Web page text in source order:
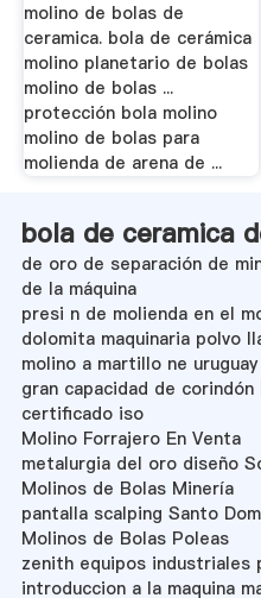
molino de bolas de
ceramica. bola de cerámica
molino planetario de bolas
molino de bolas ...
protección bola molino
molino de bolas para
molienda de arena de ...
bola de ceramica
de oro de separación de
de la máquina
presi n de molienda en el
dolomita maquinaria polvo
molino a martillo ne uruguay
gran capacidad de
certificado iso
Molino Forrajero En Venta
metalurgia del oro diseño
Molinos de Bolas Minería
pantalla scalping Santo
Molinos de Bolas Poleas
zenith equipos industriales
introduccion a la maquina